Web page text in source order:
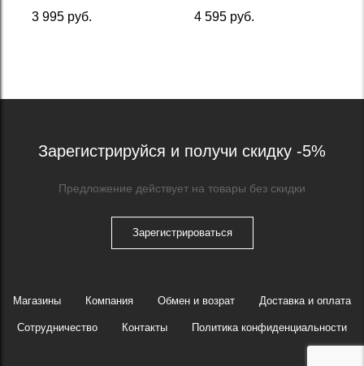
3 995 руб. 4 595 руб.
Зарегистрируйся и получи скидку -5%
Предложение действует на товары без скидки
Зарегистрироваться
Магазины Компания Обмен и возрат Доставка и оплата
Сотрудничество Контакты Политика конфиденциальности